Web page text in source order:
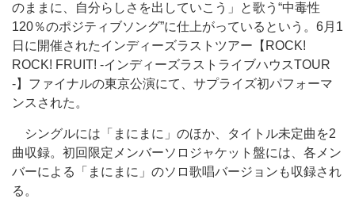
のままに、自分らしさを出していこう」と歌う“中毒性
120％のポジティブソング”に仕上がっているという。6月1
日に開催されたインディーズラストツアー【ROCK!
ROCK! FRUIT! -インディーズラストライブハウスTOUR
-】ファイナルの東京公演にて、サプライズ初パフォーマ
ンスされた。
シングルには「まにまに」のほか、タイトル未定曲を2
曲収録。初回限定メンバーソロジャケット盤には、各メン
バーによる「まにまに」のソロ歌唱バージョンも収録され
る。